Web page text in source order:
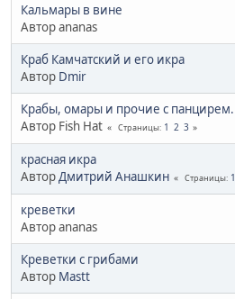
Кальмары в вине
Автор ananas
Краб Камчатский и его икра
Автор Dmir
Крабы, омары и прочие с панцирем.
Автор Fish Hat
Страницы 1 2 3
красная икра
Автор Дмитрий Анашкин Страницы 1
креветки
Автор ananas
Креветки с грибами
Автор Mastt